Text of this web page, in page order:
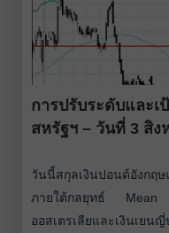
การปรับระดับและ
สหรัฐฯ – วันที่ 3 สิง
วันนี้สกุลเงินปอนด์อังกฤ
ภายใต้กลยุทธ์ Mean
ออสเตรเลียและเงินเย